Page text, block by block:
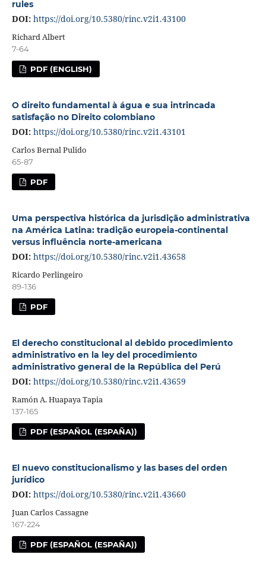
rules
DOI: https://doi.org/10.5380/rinc.v2i1.43100
Richard Albert
7-64
PDF (ENGLISH)
O direito fundamental à água e sua intrincada
satisfação no Direito colombiano
DOI: https://doi.org/10.5380/rinc.v2i1.43101
Carlos Bernal Pulido
65-87
PDF
Uma perspectiva histórica da jurisdição administrativa
na América Latina: tradição europeia-continental
versus influência norte-americana
DOI: https://doi.org/10.5380/rinc.v2i1.43658
Ricardo Perlingeiro
89-136
PDF
El derecho constitucional al debido procedimiento
administrativo en la ley del procedimiento
administrativo general de la República del Perú
DOI: https://doi.org/10.5380/rinc.v2i1.43659
Ramón A. Huapaya Tapia
137-165
PDF (ESPAÑOL (ESPAÑA))
El nuevo constitucionalismo y las bases del orden
jurídico
DOI: https://doi.org/10.5380/rinc.v2i1.43660
Juan Carlos Cassagne
167-224
PDF (ESPAÑOL (ESPAÑA))